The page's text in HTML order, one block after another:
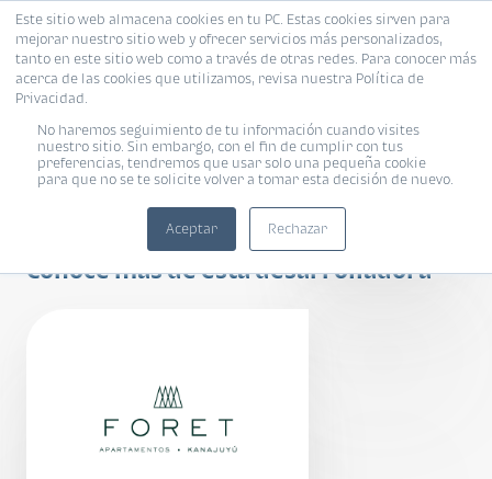
Este sitio web almacena cookies en tu PC. Estas cookies sirven para
mejorar nuestro sitio web y ofrecer servicios más personalizados,
tanto en este sitio web como a través de otras redes. Para conocer más
acerca de las cookies que utilizamos, revisa nuestra Política de
Privacidad.
No haremos seguimiento de tu información cuando visites
nuestro sitio. Sin embargo, con el fin de cumplir con tus
preferencias, tendremos que usar solo una pequeña cookie
para que no se te solicite volver a tomar esta decisión de nuevo.
Aceptar Rechazar
Conoce más de esta desarrolladora